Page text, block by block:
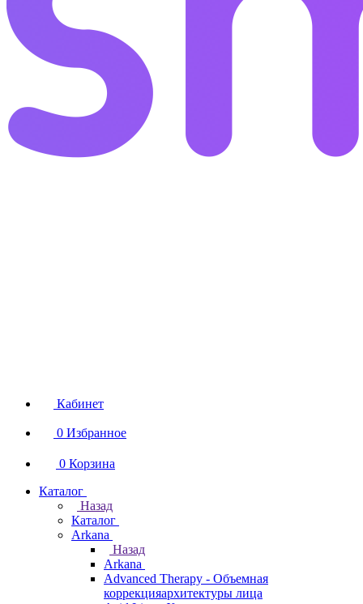
Кабинет
0 Избранное
0 Корзина
Каталог
Назад
Каталог
Arkana
Назад
Arkana
Advanced Therapy - Объемная
коррекцияархитектуры лица